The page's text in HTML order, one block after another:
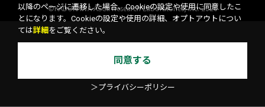
©KADOKAWA ASCII Research Laboratories, Inc. 2026
以降のページに遷移した場合、Cookieの設定や使用に同意したこ
とになります。Cookieの設定や使用の詳細、オプトアウトについ
ては詳細 をご覧ください。
同意する
＞プライバシーポリシー